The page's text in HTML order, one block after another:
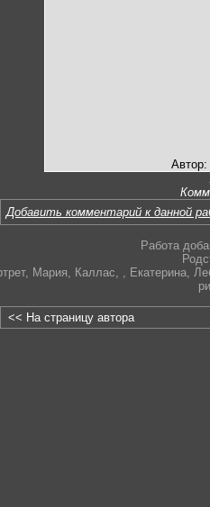
Автор:
Добавить комментарий к данной
Работа
, Мария, Каллас, , Екатерина,
<< На страницу автора